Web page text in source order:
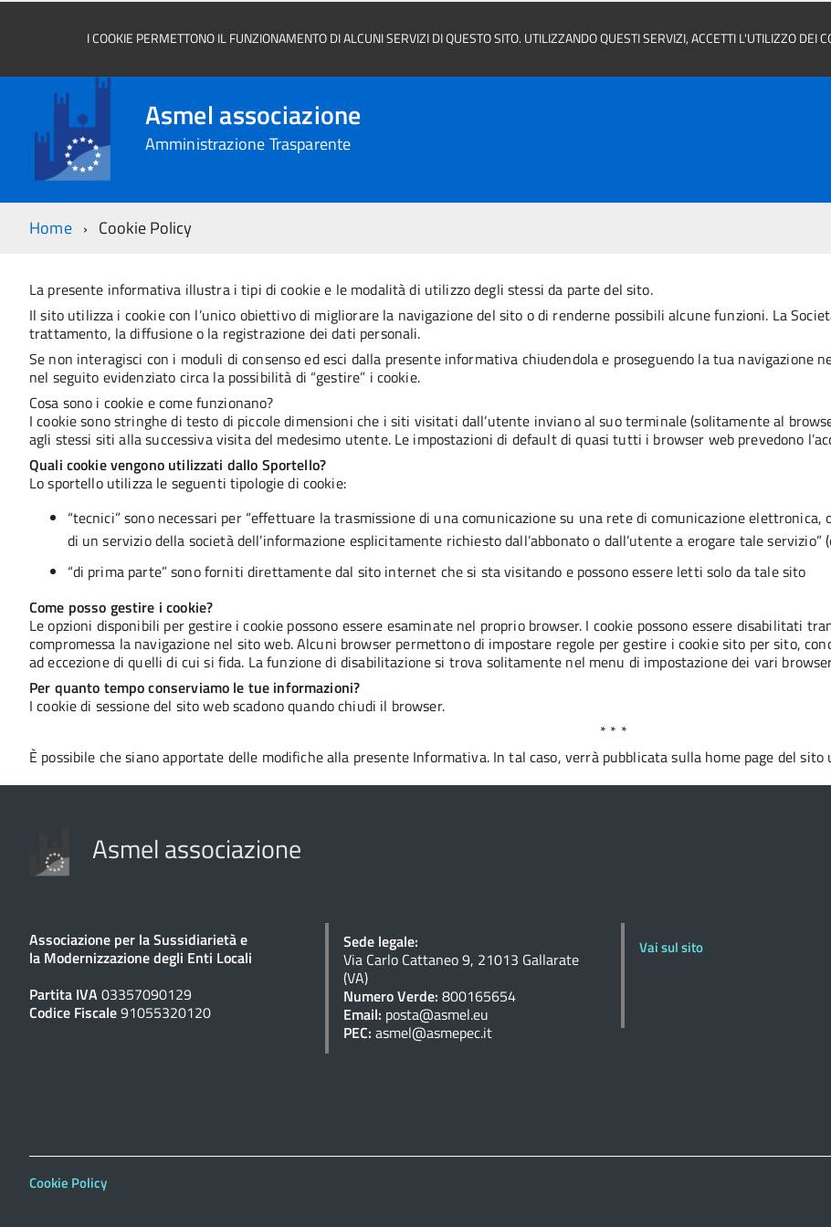
Asmel associazione
Amministrazione Trasparente
Home Cookie Policy
La presente informativa illustra i tipi di cookie e le modalità di utilizzo degli stessi da parte del sito.
Il sito utilizza i cookie con l’unico obiettivo di migliorare la navigazione del sito o di renderne possibili alcune funzioni. La
trattamento, la diffusione o la registrazione dei dati personali.
Se non interagisci con i moduli di consenso ed esci dalla presente informativa chiudendola e proseguendo la tua navigazione
nel seguito evidenziato circa la possibilità di “gestire” i cookie.
Cosa sono i cookie e come funzionano?
I cookie sono stringhe di testo di piccole dimensioni che i siti visitati dall’utente inviano al suo terminale (solitamente al
agli stessi siti alla successiva visita del medesimo utente. Le impostazioni di default di quasi tutti i browser web prevedono
Quali cookie vengono utilizzati dallo Sportello?
Lo sportello utilizza le seguenti tipologie di cookie:
“tecnici” sono necessari per “effettuare la trasmissione di una comunicazione su una rete di comunicazione
di un servizio della società dell’informazione esplicitamente richiesto dall’abbonato o dall’utente a erogare tale servizio”
“di prima parte” sono forniti direttamente dal sito internet che si sta visitando e possono essere letti solo da tale sito
Come posso gestire i cookie?
Le opzioni disponibili per gestire i cookie possono essere esaminate nel proprio browser. I cookie possono essere disabilitati
compromessa la navigazione nel sito web. Alcuni browser permettono di impostare regole per gestire i cookie sito per sito,
ad eccezione di quelli di cui si fida. La funzione di disabilitazione si trova solitamente nel menu di impostazione dei vari
Per quanto tempo conserviamo le tue informazioni?
I cookie di sessione del sito web scadono quando chiudi il browser.
* * *
È possibile che siano apportate delle modifiche alla presente Informativa. In tal caso, verrà pubblicata sulla home page del
Asmel associazione
Associazione per la Sussidiarietà e
la Modernizzazione degli Enti Locali
Partita IVA03357090129
Codice Fiscale91055320120
Sede legale:
Via Carlo Cattaneo 9, 21013 Gallarate
(VA)
Numero Verde: 800165654
Email: posta@asmel.eu
PEC: asmel@asmepec.it
Vai sul sito
Cookie Policy
I COOKIE PERMETTONO IL FUNZIONAMENTO DI ALCUNI SERVIZI DI QUESTO SITO. UTILIZZANDO QUESTI SERVIZI, ACCETTI L'UTILIZZO DEI